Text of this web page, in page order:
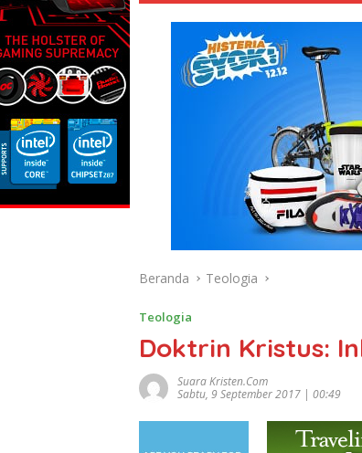
Beranda Teologia
Teologia
Doktrin Kristus:
Suara Kristen.com
Sabtu, 9 September 2017 | 00:49